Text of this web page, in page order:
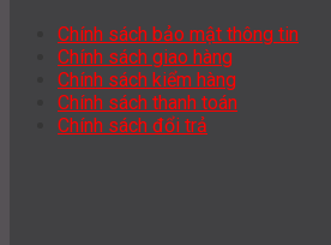
Chính sách bảo mật thông tin
Chính sách giao hàng
Chính sách kiểm hàng
Chính sách thanh toán
Chính sách đổi trả